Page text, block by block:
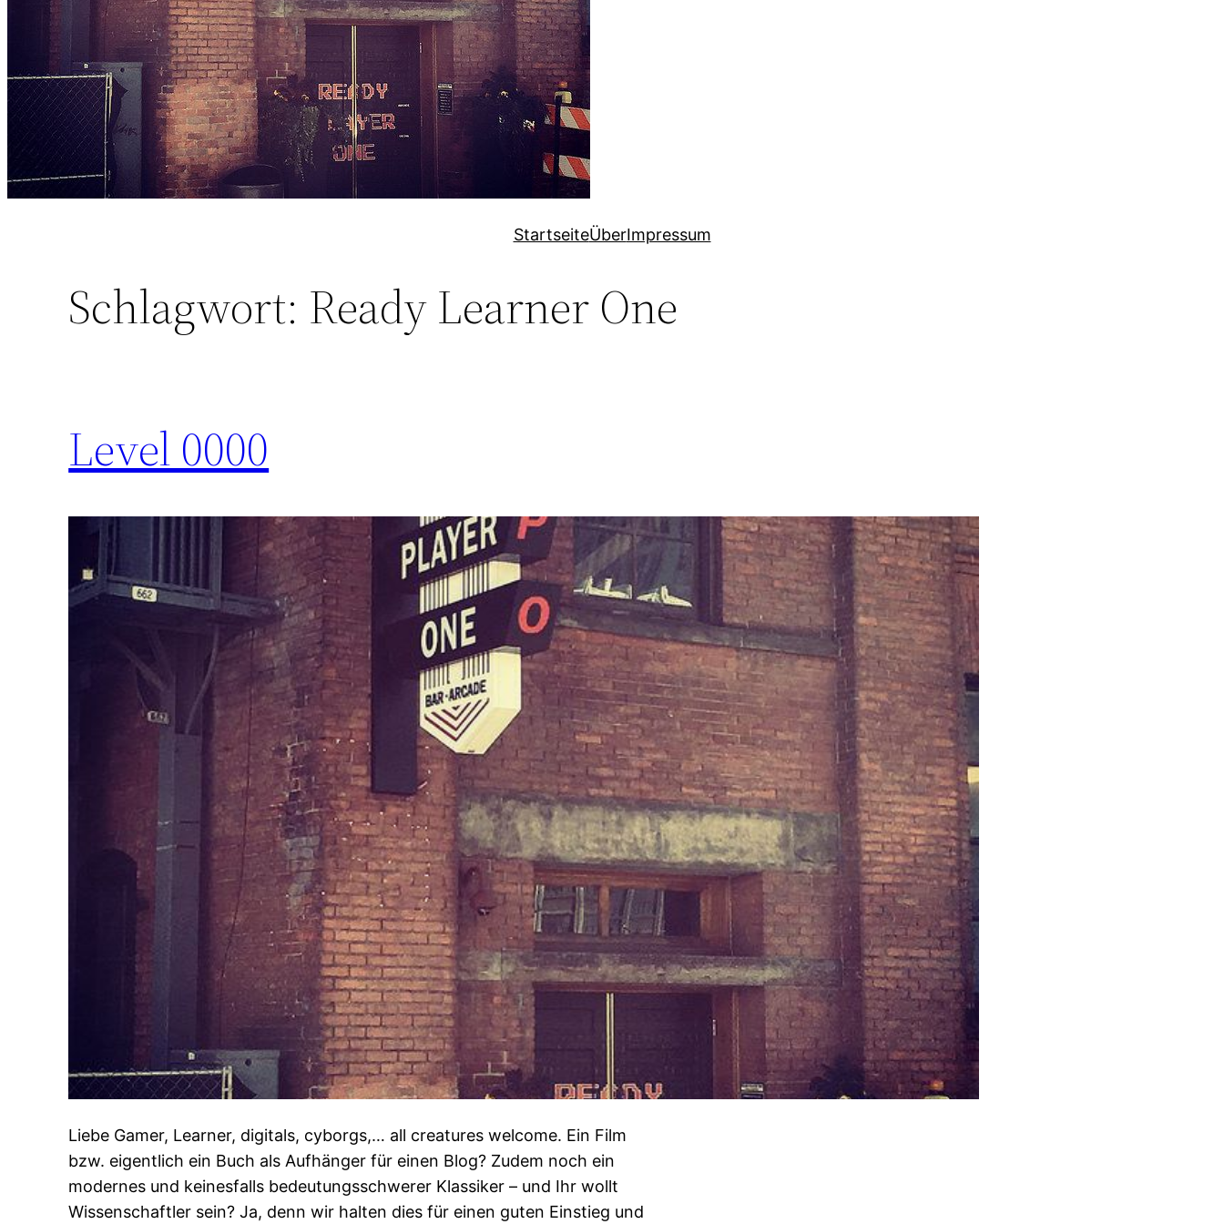
StartseiteÜberImpressum
Schlagwort: Ready Learner One
Level 0000
Liebe Gamer, Learner, digitals, cyborgs,… all creatures welcome. Ein Film
bzw. eigentlich ein Buch als Aufhänger für einen Blog? Zudem noch ein
modernes und keinesfalls bedeutungsschwerer Klassiker – und Ihr wollt
Wissenschaftler sein? Ja, denn wir halten dies für einen guten Einstieg und